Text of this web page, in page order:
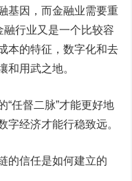
因，而金融业需要重
融行业又是一个比较容
本的特征，数字化和去
和用武之地。
任督二脉”才能更好地
字经济才能行稳致远。
信任是如何建立的